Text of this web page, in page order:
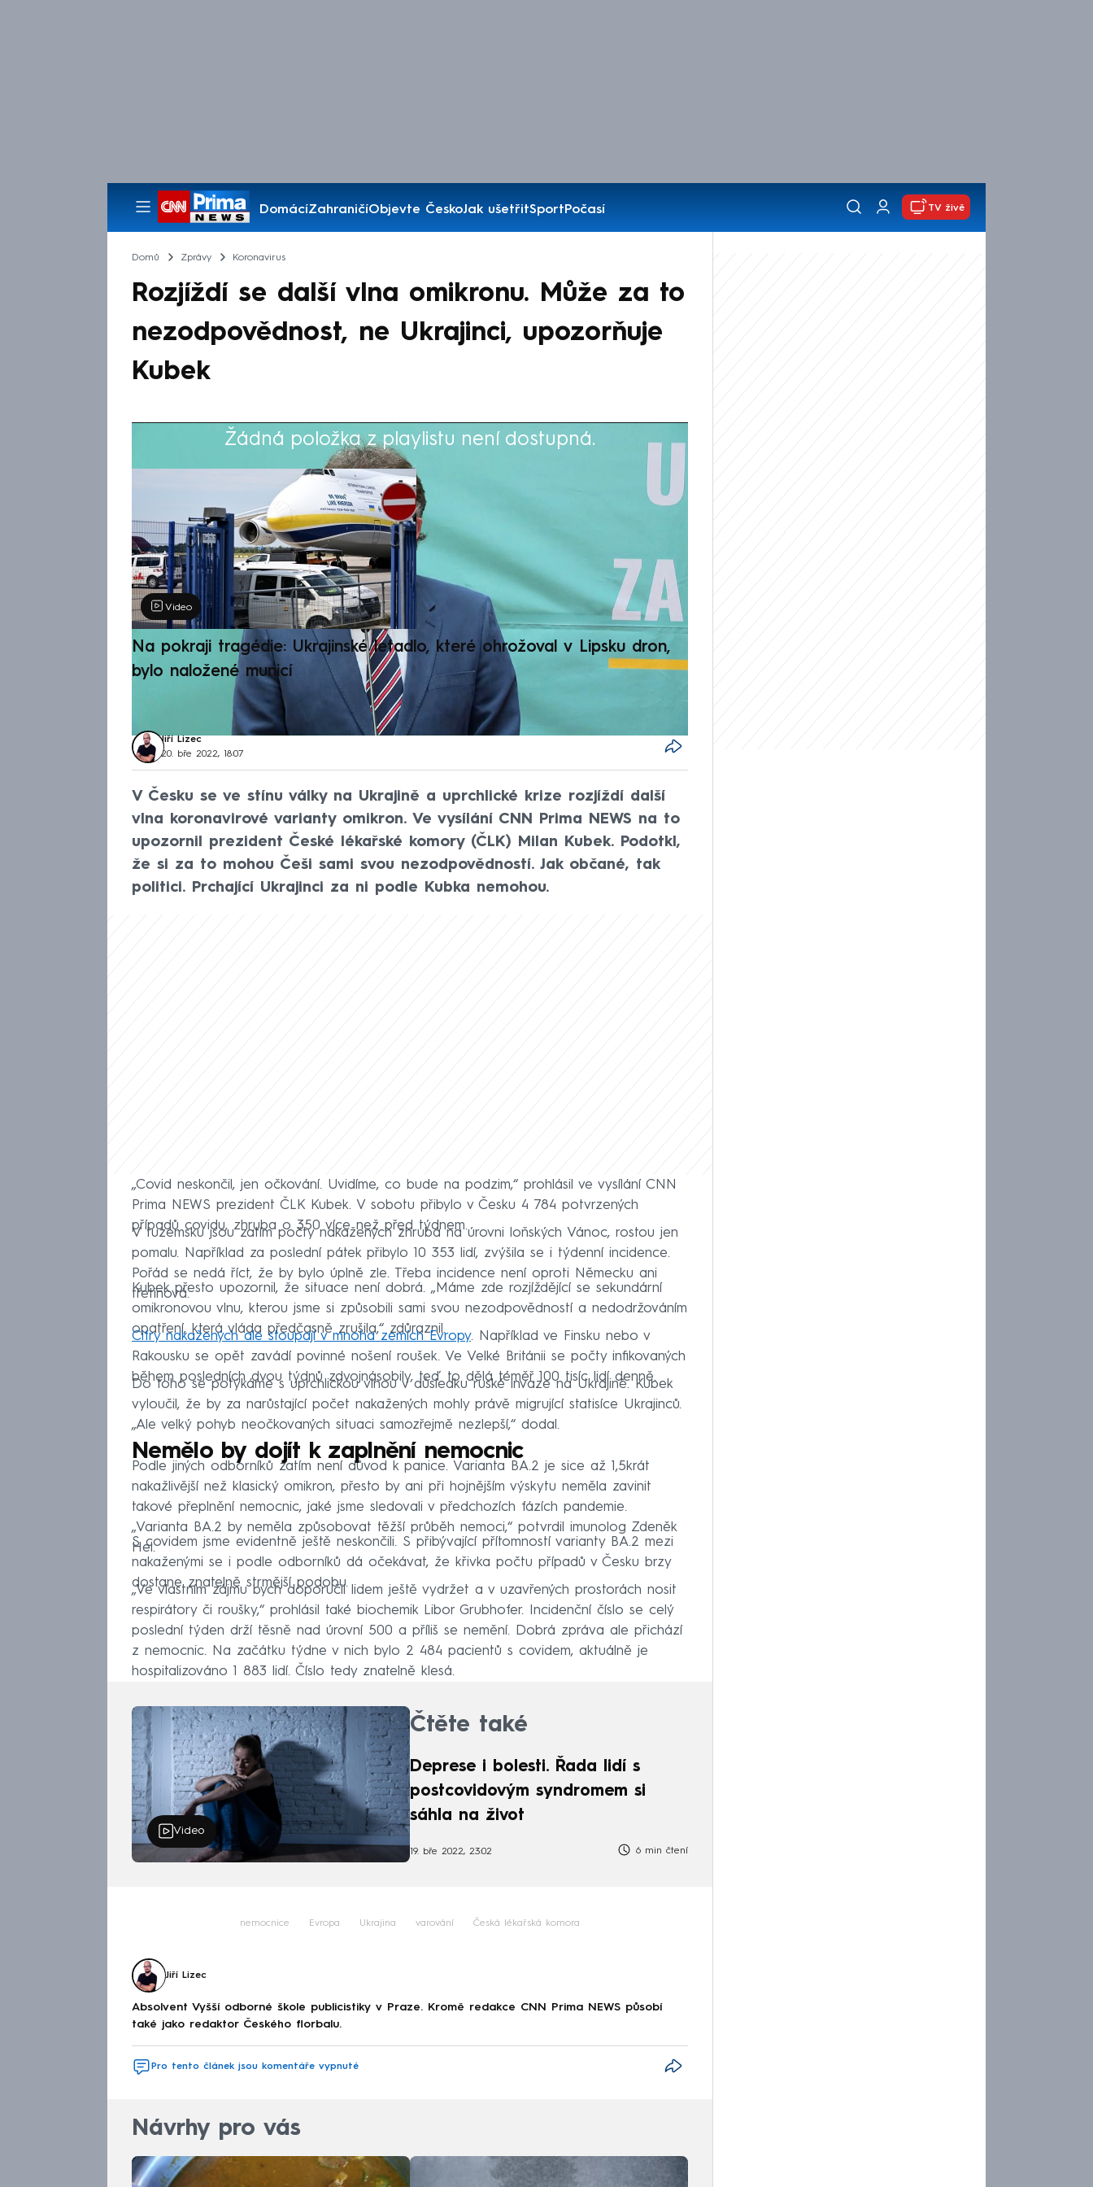
DomácíZahraničíObjevte ČeskoJak ušetřitSportPočasí
Pořady
TV živě
Domů Zprávy Koronavirus
Rozjíždí se další vlna omikronu. Může za to
nezodpovědnost, ne Ukrajinci, upozorňuje
Kubek
Žádná položka z playlistu není dostupná.
Výběr redakce
Video
Na pokraji tragédie: Ukrajinské letadlo, které ohrožoval v Lipsku dron,
bylo naložené municí
Jiří Lizec
20. bře 2022, 18:07
V Česku se ve stínu války na Ukrajině a uprchlické krize rozjíždí další
vlna koronavirové varianty omikron. Ve vysílání CNN Prima NEWS na to
upozornil prezident České lékařské komory (ČLK) Milan Kubek. Podotkl,
že si za to mohou Češi sami svou nezodpovědností. Jak občané, tak
politici. Prchající Ukrajinci za ni podle Kubka nemohou.
„Covid neskončil, jen očkování. Uvidíme, co bude na podzim,“ prohlásil ve vysílání CNN
Prima NEWS prezident ČLK Kubek. V sobotu přibylo v Česku 4 784 potvrzených
případů covidu, zhruba o 350 více než před týdnem.
V tuzemsku jsou zatím počty nakažených zhruba na úrovni loňských Vánoc, rostou jen
pomalu. Například za poslední pátek přibylo 10 353 lidí, zvýšila se i týdenní incidence.
Pořád se nedá říct, že by bylo úplně zle. Třeba incidence není oproti Německu ani
třetinová.
Kubek přesto upozornil, že situace není dobrá. „Máme zde rozjíždějící se sekundární
omikronovou vlnu, kterou jsme si způsobili sami svou nezodpovědností a nedodržováním
opatření, která vláda předčasně zrušila,“ zdůraznil.
Cifry nakažených ale stoupají v mnoha zemích Evropy. Například ve Finsku nebo v
Rakousku se opět zavádí povinné nošení roušek. Ve Velké Británii se počty infikovaných
během posledních dvou týdnů zdvojnásobily, teď to dělá téměř 100 tisíc lidí denně.
Do toho se potýkáme s uprchlickou vlnou v důsledku ruské invaze na Ukrajině. Kubek
vyloučil, že by za narůstající počet nakažených mohly právě migrující statisíce Ukrajinců.
„Ale velký pohyb neočkovaných situaci samozřejmě nezlepší,“ dodal.
Nemělo by dojít k zaplnění nemocnic
Podle jiných odborníků zatím není důvod k panice. Varianta BA.2 je sice až 1,5krát
nakažlivější než klasický omikron, přesto by ani při hojnějším výskytu neměla zavinit
takové přeplnění nemocnic, jaké jsme sledovali v předchozích fázích pandemie.
„Varianta BA.2 by neměla způsobovat těžší průběh nemoci,“ potvrdil imunolog Zdeněk
Hel.
S covidem jsme evidentně ještě neskončili. S přibývající přítomností varianty BA.2 mezi
nakaženými se i podle odborníků dá očekávat, že křivka počtu případů v Česku brzy
dostane znatelně strmější podobu.
„Ve vlastním zájmu bych doporučil lidem ještě vydržet a v uzavřených prostorách nosit
respirátory či roušky,“ prohlásil také biochemik Libor Grubhofer. Incidenční číslo se celý
poslední týden drží těsně nad úrovní 500 a příliš se nemění. Dobrá zpráva ale přichází
z nemocnic. Na začátku týdne v nich bylo 2 484 pacientů s covidem, aktuálně je
hospitalizováno 1 883 lidí. Číslo tedy znatelně klesá.
Video
Čtěte také
Deprese i bolesti. Řada lidí s
postcovidovým syndromem si
sáhla na život
19. bře 2022, 23:02 6 min čtení
nemocnice Evropa Ukrajina varování Česká lékařská komora
Jiří Lizec
Absolvent Vyšší odborné škole publicistiky v Praze. Kromě redakce CNN Prima NEWS působí
také jako redaktor Českého florbalu.
Pro tento článek jsou komentáře vypnuté
Návrhy pro vás